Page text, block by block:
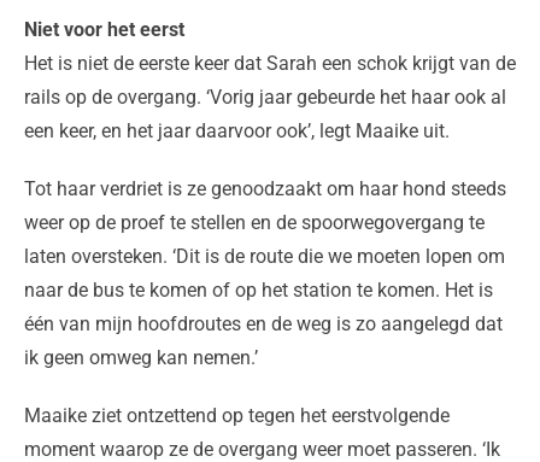
Niet voor het eerst
Het is niet de eerste keer dat Sarah een schok krijgt van de
rails op de overgang. ‘Vorig jaar gebeurde het haar ook al
een keer, en het jaar daarvoor ook’, legt Maaike uit.
Tot haar verdriet is ze genoodzaakt om haar hond steeds
weer op de proef te stellen en de spoorwegovergang te
laten oversteken. ‘Dit is de route die we moeten lopen om
naar de bus te komen of op het station te komen. Het is
één van mijn hoofdroutes en de weg is zo aangelegd dat
ik geen omweg kan nemen.’
Maaike ziet ontzettend op tegen het eerstvolgende
moment waarop ze de overgang weer moet passeren. ‘Ik